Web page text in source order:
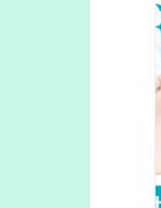
足